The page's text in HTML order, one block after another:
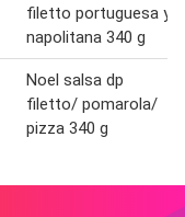
filetto portuguesa y
napolitana 340 g
Noel salsa dp
filetto/ pomarola/
pizza 340 g